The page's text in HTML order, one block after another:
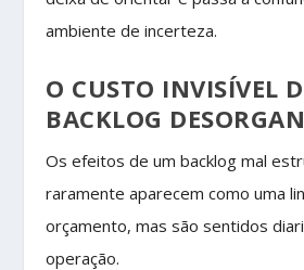
ambiente de incerteza.
O CUSTO INVISÍVEL
BACKLOG
Os efeitos de um backlog mal
raramente aparecem como uma
orçamento, mas são sentidos
operação.